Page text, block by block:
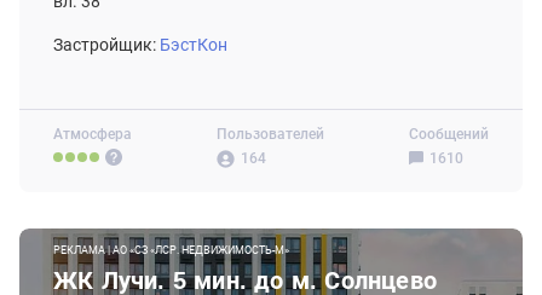
Атмосфера
Пользователей
164
Сообщений
1610
Застройщик: БэстКон
РЕКЛАМА | АО «СЗ «ЛСР. НЕДВИЖИМОСТЬ-М»
ЖК Лучи. 5 мин. до м. Солнцево